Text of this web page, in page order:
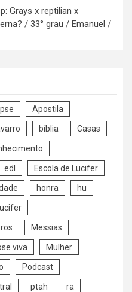
Grays x reptilian x
/ 33° grau / Emanuel /
Apostila
bíblia Casas
edl Escola de Lucifer
honra hu
lucifer
Messias
viva Mulher
Podcast
ptah ra